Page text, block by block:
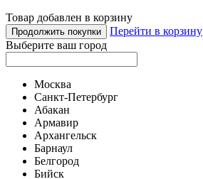
Товар добавлен в корзину
Продолжить покупки
Перейти в корзину
Выберите ваш город
Москва
Санкт-Петербург
Абакан
Армавир
Архангельск
Барнаул
Белгород
Бийск